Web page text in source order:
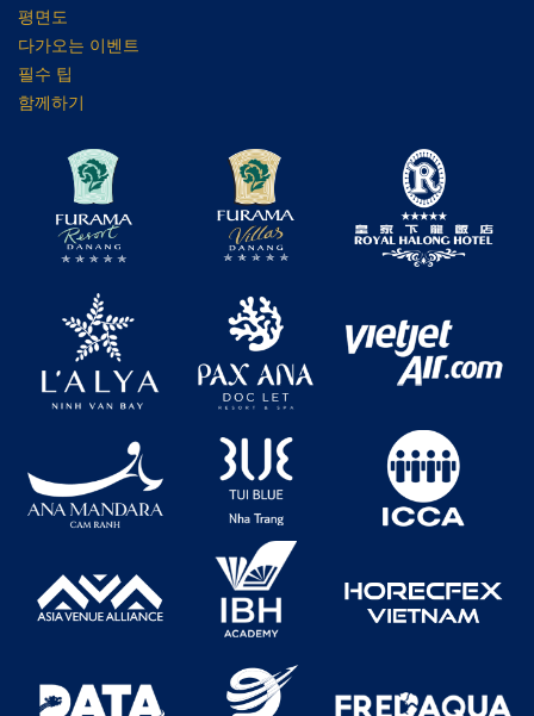
평면도
다가오는 이벤트
필수 팁
함께하기